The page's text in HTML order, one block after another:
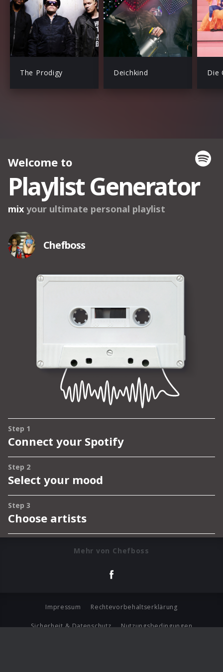
The Prodigy Deichkind Die
Mehr von Chefboss
Impressum Rechtevorbehaltserklärung
Sicherheit & Datenschutz Nutzungsbedingungen